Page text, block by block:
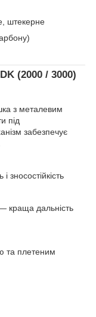
штекерне
(2000 / 3000)
з металевим
під
забезпечує
зносостійкість
краща дальність
та плетеним